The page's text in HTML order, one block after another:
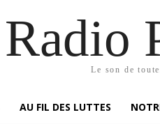
Radio
Le son de
AU FIL DES LUTTES